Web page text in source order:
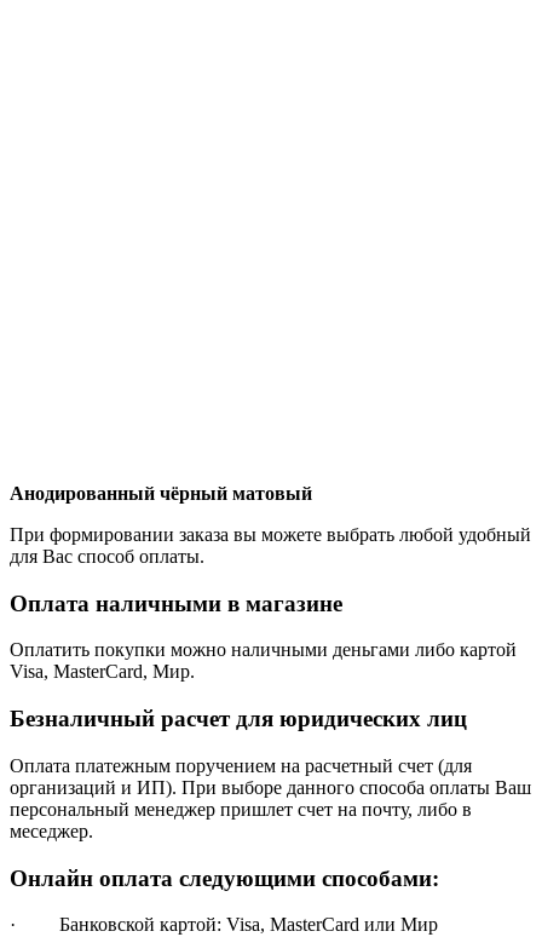
Анодированный чёрный матовый
При формировании заказа вы можете выбрать любой удобный
для Вас способ оплаты.
Оплата наличными в магазине
Оплатить покупки можно наличными деньгами либо картой
Visa, MasterCard, Мир.
Безналичный расчет для юридических лиц
Оплата платежным поручением на расчетный счет (для
организаций и ИП). При выборе данного способа оплаты Ваш
персональный менеджер пришлет счет на почту, либо в
меседжер.
Онлайн оплата следующими способами:
· Банковской картой: Visa, MasterCard или Мир